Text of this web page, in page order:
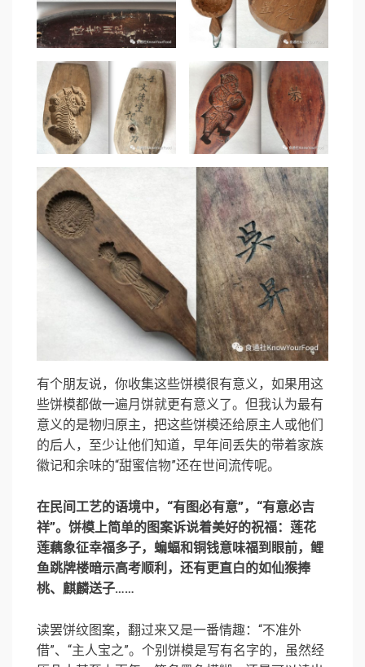
有个朋友说，你收集这些饼模很有意义，如果用这
些饼模都做一遍月饼就更有意义了。但我认为最有
意义的是物归原主，把这些饼模还给原主人或他们
的后人，至少让他们知道，早年间丢失的带着家族
徽记和余味的“甜蜜信物”还在世间流传呢。
在民间工艺的语境中，“有图必有意”，“有意必吉
祥”。饼模上简单的图案诉说着美好的祝福：莲花
莲藕象征幸福多子，蝙蝠和铜钱意味福到眼前，鲤
鱼跳牌楼暗示高考顺利，还有更直白的如仙猴捧
桃、麒麟送子……
读罢饼纹图案，翻过来又是一番情趣：“不准外
借”、“主人宝之”。个别饼模是写有名字的，虽然经